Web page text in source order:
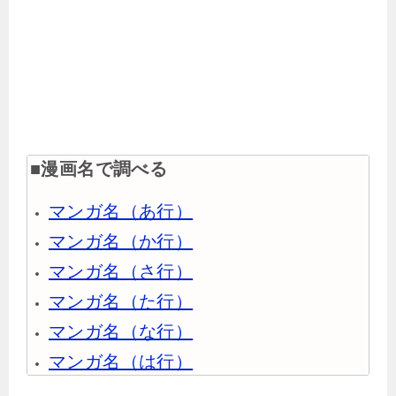
■漫画名で調べる
マンガ名（あ行）
マンガ名（か行）
マンガ名（さ行）
マンガ名（た行）
マンガ名（な行）
マンガ名（は行）